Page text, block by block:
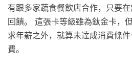
有跟多家蔬食餐飲店合作，只要
回饋。 這張卡等級雖為鈦金卡，
求年薪之外，就算未達成消費條
費。